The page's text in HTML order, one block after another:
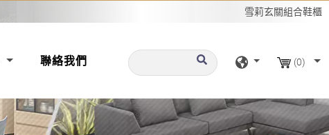
雪莉玄關組合鞋櫃
聯絡我們 (0)